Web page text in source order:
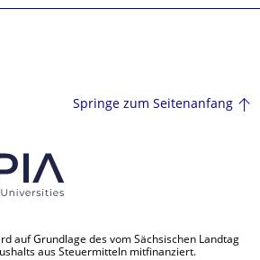
Springe zum Seitenanfang
auf Grundlage des vom Sächsischen Landtag
aus Steuermitteln mitfinanziert.